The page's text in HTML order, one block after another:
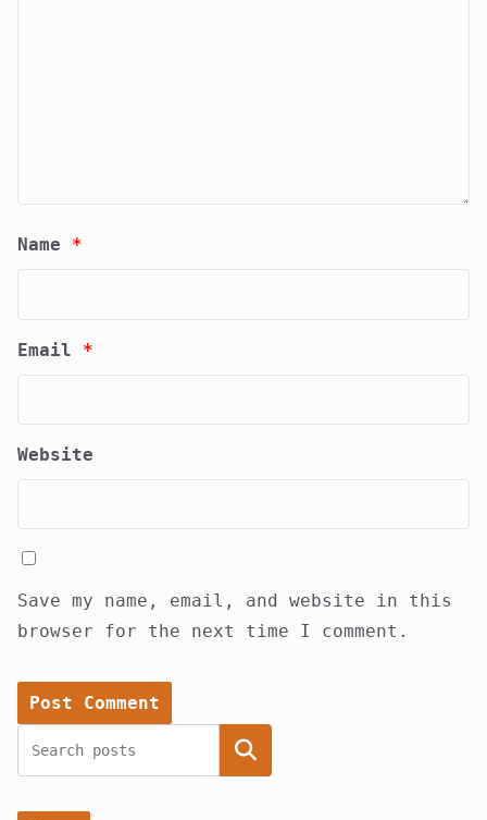
Name *
Email *
Website
Save my name, email, and website in this
browser for the next time I comment.
Search